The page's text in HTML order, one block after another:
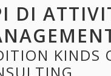
DI
KINDS